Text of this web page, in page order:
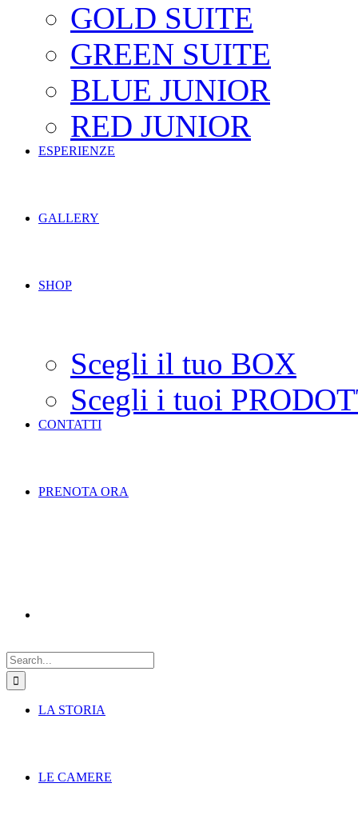
GOLD SUITE
GREEN SUITE
BLUE JUNIOR
RED JUNIOR
ESPERIENZE
GALLERY
SHOP
Scegli il tuo BOX
Scegli i tuoi
CONTATTI
PRENOTA ORA
for:
LA STORIA
LE CAMERE